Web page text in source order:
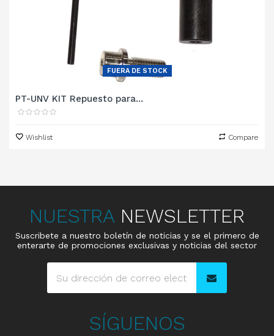
FUERA DE STOCK
PT-UNV KIT Repuesto para...
Wishlist Compare
NUESTRA NEWSLETTER
Suscribete a nuestro boletín de noticias y se el primero de
enterarte de promociones exclusivas y noticias del sector
SÍGUENOS